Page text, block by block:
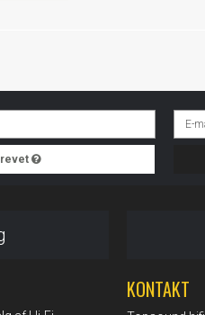
KONTAKT